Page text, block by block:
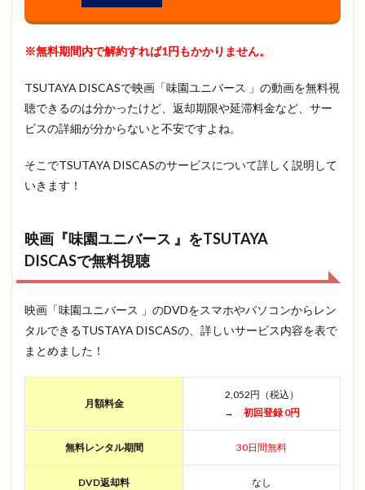
※無料期間内で解約すれば1円もかかりません。
TSUTAYA DISCASで映画「味園ユニバース 」の動画を無料視
聴できるのは分かったけど、返却期限や延滞料金など、サー
ビスの詳細が分からないと不安ですよね。
そこでTSUTAYA DISCASのサービスについて詳しく説明して
いきます！
映画『味園ユニバース 』をTSUTAYA
DISCASで無料視聴
映画「味園ユニバース 」のDVDをスマホやパソコンからレン
タルできるTUSTAYA DISCASの、詳しいサービス内容を表で
まとめました！
月額料金
2,052円（税込）
→ 初回登録 0円
無料レンタル期間 30日間無料
DVD返却料 なし